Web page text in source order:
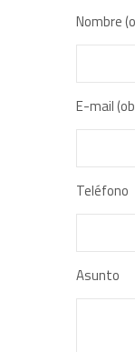
Nombre
E-mail
Teléfono
Asunto